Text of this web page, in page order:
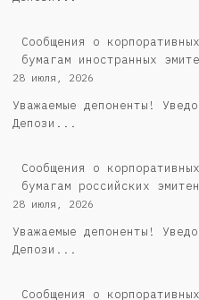
Сообщения о
бумагам иностранных
28 июля, 2026
Уважаемые депоненты!
Депози...
Cообщения о
бумагам российских
28 июля, 2026
Уважаемые депоненты!
Депози...
Сообщения о